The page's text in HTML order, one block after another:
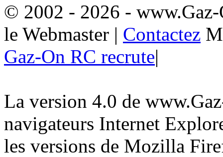
© 2002 - 2026 -
le Webmaster | Contactez
Gaz-On RC recrute|
La version 4.0 de
navigateurs Internet
les versions de Mozilla